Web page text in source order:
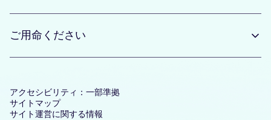
ご用命ください
アクセシビリティ：一部準拠
サイトマップ
サイト運営に関する情報